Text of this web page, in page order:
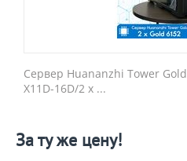
Cервер Huananzhi Tower Gold
X11D-16D/2 x ...
За ту же цену!